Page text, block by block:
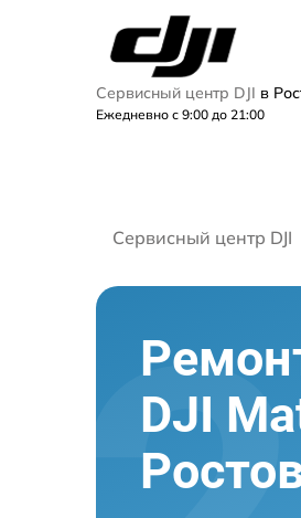
Сервисный центр DJI в
Ежедневно с 9:00 до 21:00
Сервисный центр DJI
DJI